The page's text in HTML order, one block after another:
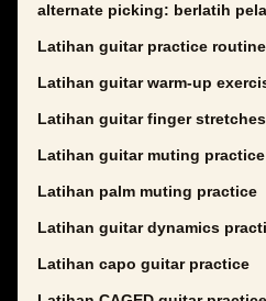
alternate picking: berlatih
Latihan guitar practice routine
Latihan guitar warm-up
Latihan guitar finger stretches
Latihan guitar muting practice
Latihan palm muting practice
Latihan guitar dynamics
Latihan capo guitar practice